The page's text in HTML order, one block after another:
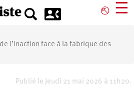
⎋ ☰
l’inaction face à la fabrique des
Publié le Jeudi 21 mai 2026 à 11h20.